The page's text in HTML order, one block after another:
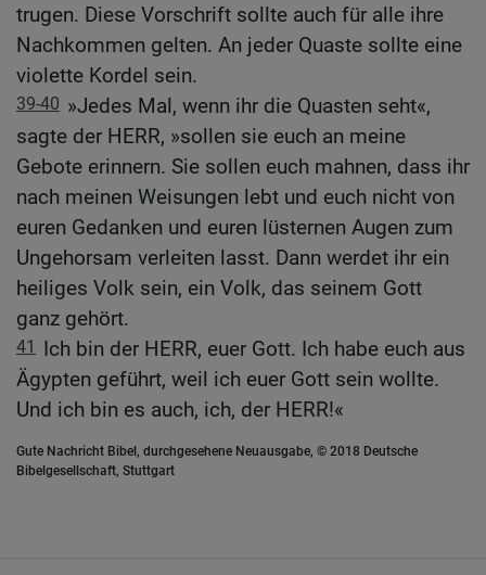
trugen. Diese Vorschrift sollte auch für alle ihre
Nachkommen gelten. An jeder Quaste sollte eine
violette Kordel sein.
39-40 »Jedes Mal, wenn ihr die Quasten seht«,
sagte der HERR, »sollen sie euch an meine
Gebote erinnern. Sie sollen euch mahnen, dass ihr
nach meinen Weisungen lebt und euch nicht von
euren Gedanken und euren lüsternen Augen zum
Ungehorsam verleiten lasst. Dann werdet ihr ein
heiliges Volk sein, ein Volk, das seinem Gott
ganz gehört.
41 Ich bin der HERR, euer Gott. Ich habe euch aus
Ägypten geführt, weil ich euer Gott sein wollte.
Und ich bin es auch, ich, der HERR!«
Gute Nachricht Bibel, durchgesehene Neuausgabe, © 2018 Deutsche
Bibelgesellschaft, Stuttgart